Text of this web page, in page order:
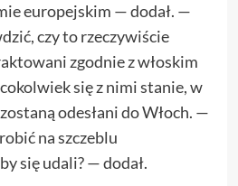
europejskim — dodał. —
czy to rzeczywiście
zgodnie z włoskim
się z nimi stanie, w
odesłani do Włoch. —
na szczeblu
się udali? — dodał.